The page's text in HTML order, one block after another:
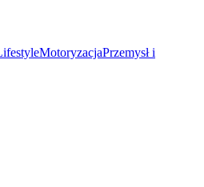
MotoryzacjaPrzemysł i